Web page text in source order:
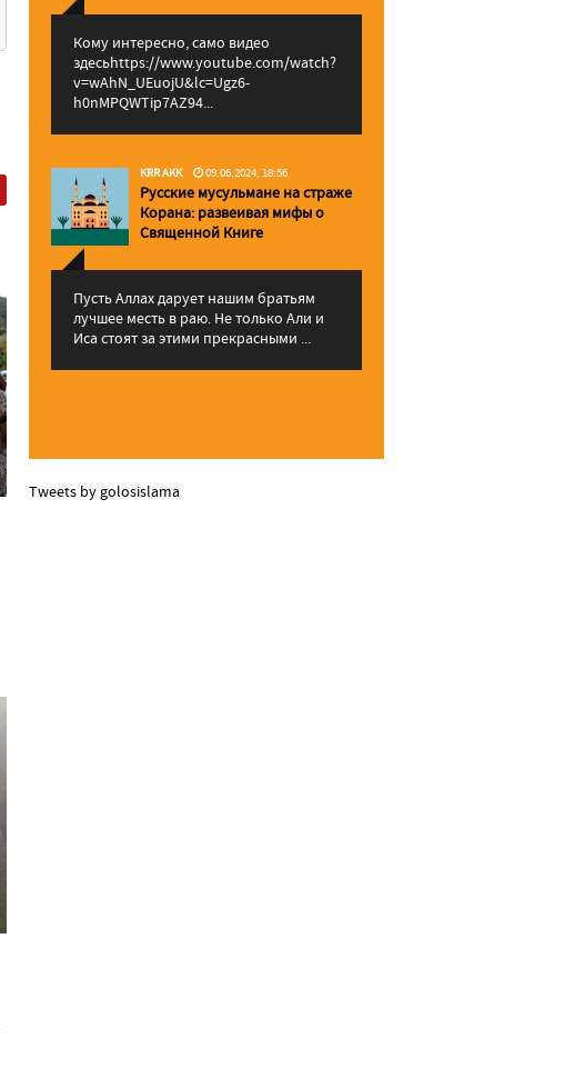
Кому интересно, само видео
здесьhttps://www.youtube.com/watch?
v=wAhN_UEuojU&lc=Ugz6-
h0nMPQWTip7AZ94...
KRR AKK 09.06.2024, 18:56
Русские мусульмане на страже
Корана: pазвеивая мифы о
Священной Книге
Пусть Аллах дарует нашим братьям
лучшее месть в раю. Не только Али и
Иса стоят за этими прекрасными ...
Tweets by golosislama